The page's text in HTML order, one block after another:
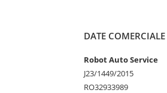
DATE COMERCIALE
Robot Auto Service
J23/1449/2015
RO32933989